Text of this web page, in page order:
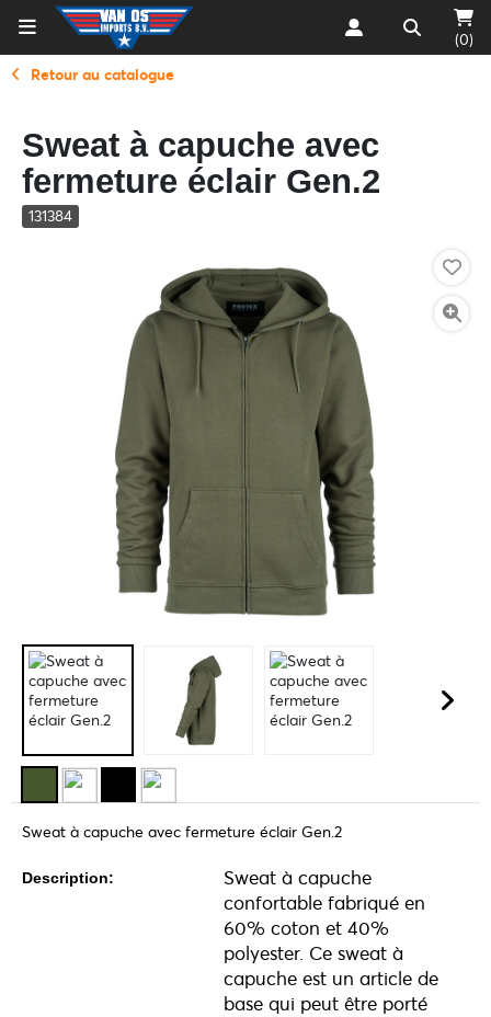
(0)
Retour au catalogue
Sweat à capuche avec
fermeture éclair Gen.2
131384
Sweat à capuche avec fermeture éclair Gen.2
Description:
Sweat à capuche
confortable fabriqué en
60% coton et 40%
polyester. Ce sweat à
capuche est un article de
base qui peut être porté